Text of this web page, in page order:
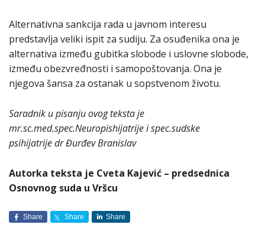
Alternativna sankcija rada u javnom interesu
predstavlja veliki ispit za sudiju. Za osuđenika ona je
alternativa između gubitka slobode i uslovne slobode,
između obezvređnosti i samopoštovanja. Ona je
njegova šansa za ostanak u sopstvenom životu.
Saradnik u pisanju ovog teksta je
mr.sc.med.spec.Neuropishijatrije i spec.sudske
psihijatrije dr Đurđev Branislav
Autorka teksta je Cveta Kajević – predsednica
Osnovnog suda u Vršcu
Share Share Share